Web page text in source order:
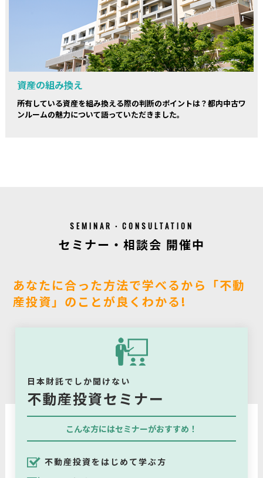
資産の組み換え
所有している資産を組み換える際の判断のポイントは？都内中古ワ
ンルームの魅力について語っていただきました。
SEMINAR・CONSULTATION
セミナー・相談会 開催中
あなたに合った方法で学べるから「不動
産投資」のことが良くわかる!
日本財託でしか聞けない
不動産投資セミナー
こんな方にはセミナーがおすすめ！
不動産投資をはじめて学ぶ方